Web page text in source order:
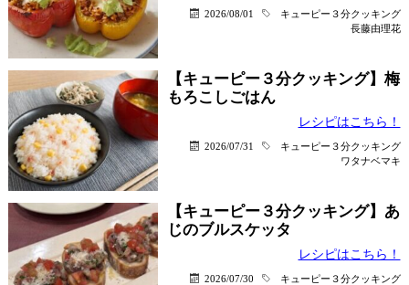
2026/08/01
キューピー３分クッキング
長藤由理花
【キューピー３分クッキング】梅
もろこしごはん
レシピはこちら！
2026/07/31
キューピー３分クッキング
ワタナベマキ
【キューピー３分クッキング】あ
じのブルスケッタ
レシピはこちら！
2026/07/30
キューピー３分クッキング